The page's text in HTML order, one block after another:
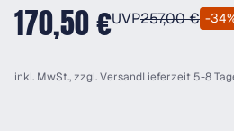
170,50 €UVP257,00 € -
inkl. MwSt., zzgl.VersandLieferzeit 5-8